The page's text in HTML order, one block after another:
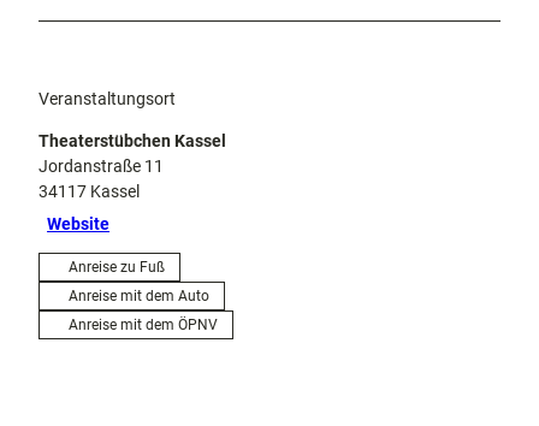
Veranstaltungsort
Theaterstübchen Kassel
Jordanstraße 11
34117 Kassel
Website
Anreise zu Fuß
Anreise mit dem Auto
Anreise mit dem ÖPNV